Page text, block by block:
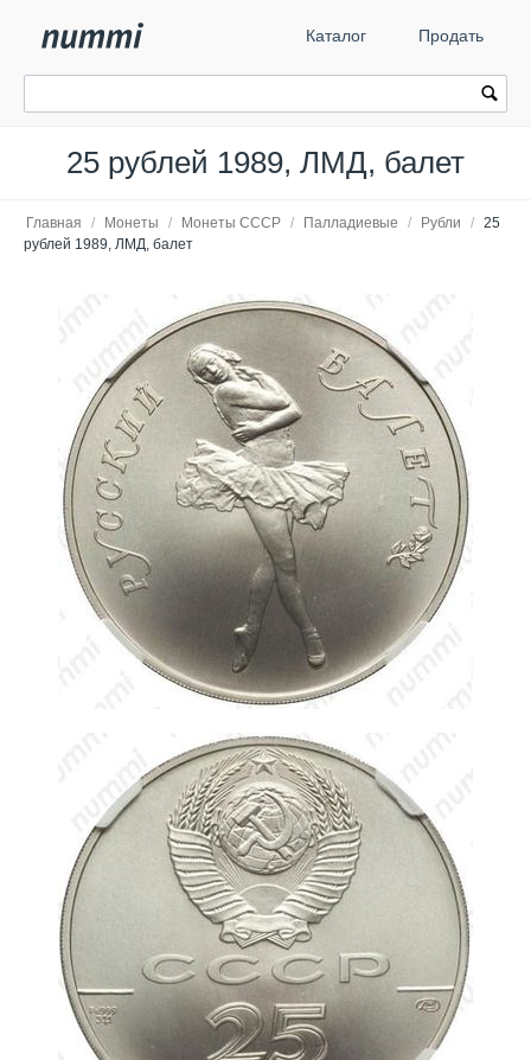
Каталог Продать
25 рублей 1989, ЛМД, балет
Главная / Монеты / Монеты СССР / Палладиевые / Рубли / 25
рублей 1989, ЛМД, балет